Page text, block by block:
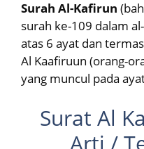
Surah Al-Kafirun
surah ke-109 dalam
atas 6 ayat dan
Al Kaafiruun (orang-
yang muncul pada
Surat Al
Arti /